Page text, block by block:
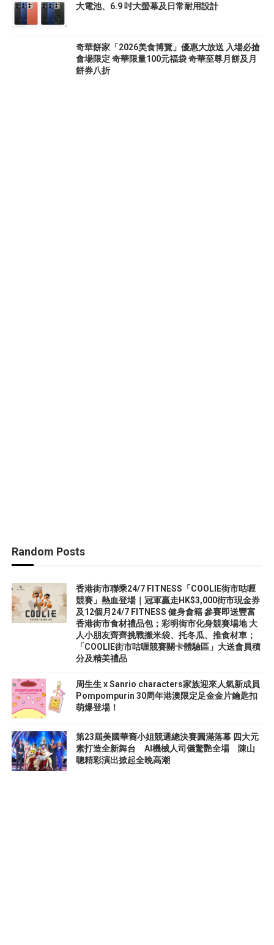
大電池、6.9 吋大螢幕及日常耐用設計
奇華餅家「2026美食博覽」優惠大放送 入場必搶
會場限定 奇華限量100元福袋 奇華至尊月餅及月
餅券八折
Random Posts
香港街市聯乘24/7 FITNESS「COOLIE街市咕喱
競賽」熱血登場｜冠軍贏走HK$3,000街市現金券
及12個月24/7 FITNESS 健身會籍 參賽即送豐富
香港街市食材禮品包；彩明街市化身競賽場地 大
人小朋友齊齊挑戰搬米袋、托冬瓜、推食材車；
「COOLIE街市咕喱競賽關卡體驗區」大送會員積
分及精美禮品
周生生 x Sanrio characters家族迎來人氣新成員
Pompompurin 30周年港澳限定足金金片鑰匙扣
萌爆登場！
第23屆美國華裔小姐競選總決賽圓滿落幕 四大元
素打造全新舞台 AI機械人司儀驚艷全場 陳山
聰精彩演出掀起全晚高潮